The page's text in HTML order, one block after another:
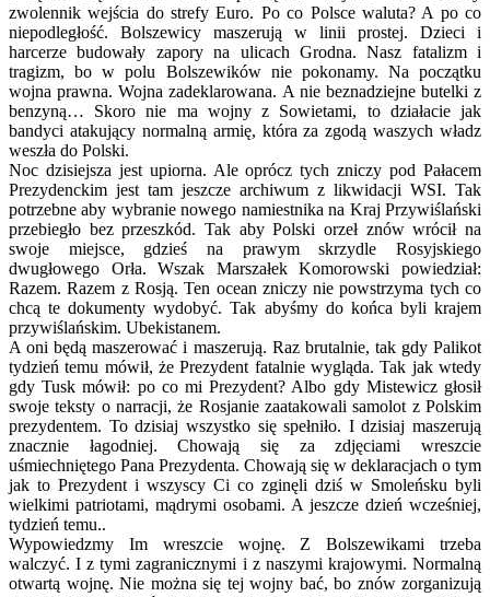
zwolennik wejścia do strefy Euro. Po co Polsce waluta? A po co
niepodległość. Bolszewicy maszerują w linii prostej. Dzieci i
harcerze budowały zapory na ulicach Grodna. Nasz fatalizm i
tragizm, bo w polu Bolszewików nie pokonamy. Na początku
wojna prawna. Wojna zadeklarowana. A nie beznadziejne butelki z
benzyną… Skoro nie ma wojny z Sowietami, to działacie jak
bandyci atakujący normalną armię, która za zgodą waszych władz
weszła do Polski.
Noc dzisiejsza jest upiorna. Ale oprócz tych zniczy pod Pałacem
Prezydenckim jest tam jeszcze archiwum z likwidacji WSI. Tak
potrzebne aby wybranie nowego namiestnika na Kraj Przywiślański
przebiegło bez przeszkód. Tak aby Polski orzeł znów wrócił na
swoje miejsce, gdzieś na prawym skrzydle Rosyjskiego
dwugłowego Orła. Wszak Marszałek Komorowski powiedział:
Razem. Razem z Rosją. Ten ocean zniczy nie powstrzyma tych co
chcą te dokumenty wydobyć. Tak abyśmy do końca byli krajem
przywiślańskim. Ubekistanem.
A oni będą maszerować i maszerują. Raz brutalnie, tak gdy Palikot
tydzień temu mówił, że Prezydent fatalnie wygląda. Tak jak wtedy
gdy Tusk mówił: po co mi Prezydent? Albo gdy Mistewicz głosił
swoje teksty o narracji, że Rosjanie zaatakowali samolot z Polskim
prezydentem. To dzisiaj wszystko się spełniło. I dzisiaj maszerują
znacznie łagodniej. Chowają się za zdjęciami wreszcie
uśmiechniętego Pana Prezydenta. Chowają się w deklaracjach o tym
jak to Prezydent i wszyscy Ci co zginęli dziś w Smoleńsku byli
wielkimi patriotami, mądrymi osobami. A jeszcze dzień wcześniej,
tydzień temu..
Wypowiedzmy Im wreszcie wojnę. Z Bolszewikami trzeba
walczyć. I z tymi zagranicznymi i z naszymi krajowymi. Normalną
otwartą wojnę. Nie można się tej wojny bać, bo znów zorganizują